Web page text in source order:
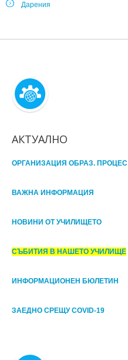
Дарения
АКТУАЛНО
ОРГАНИЗАЦИЯ ОБРАЗ. ПРОЦЕС
ВАЖНА ИНФОРМАЦИЯ
НОВИНИ ОТ УЧИЛИЩЕТО
СЪБИТИЯ В НАШЕТО УЧИЛИЩЕ
ИНФОРМАЦИОНЕН БЮЛЕТИН
ЗАЕДНО СРЕЩУ COVID-19